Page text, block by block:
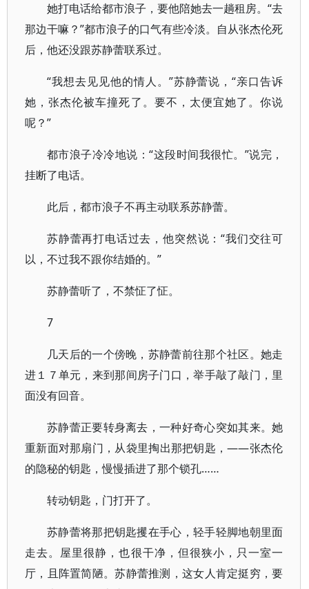
她打电话给都市浪子，要他陪她去一趟租房。“去
那边干嘛？”都市浪子的口气有些冷淡。自从张杰伦死
后，他还没跟苏静蕾联系过。
“我想去见见他的情人。”苏静蕾说，“亲口告诉
她，张杰伦被车撞死了。要不，太便宜她了。你说
呢？”
都市浪子冷冷地说：“这段时间我很忙。”说完，
挂断了电话。
此后，都市浪子不再主动联系苏静蕾。
苏静蕾再打电话过去，他突然说：“我们交往可
以，不过我不跟你结婚的。”
苏静蕾听了，不禁怔了怔。
7
几天后的一个傍晚，苏静蕾前往那个社区。她走
进１７单元，来到那间房子门口，举手敲了敲门，里
面没有回音。
苏静蕾正要转身离去，一种好奇心突如其来。她
重新面对那扇门，从袋里掏出那把钥匙，——张杰伦
的隐秘的钥匙，慢慢插进了那个锁孔……
转动钥匙，门打开了。
苏静蕾将那把钥匙攫在手心，轻手轻脚地朝里面
走去。屋里很静，也很干净，但很狭小，只一室一
厅，且阵置简陋。苏静蕾推测，这女人肯定挺穷，要